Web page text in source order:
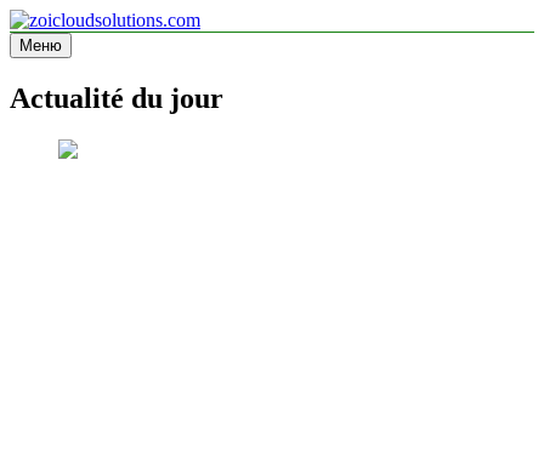
Перейти
к
содержимому
zoicloudsolutions.com
Меню
Actualité du jour